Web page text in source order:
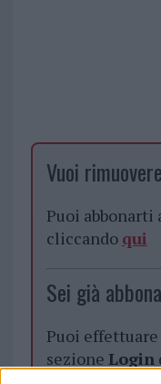
Vuoi
Puoi abbonarti
cliccando qui
Sei già
Puoi
sezione Login